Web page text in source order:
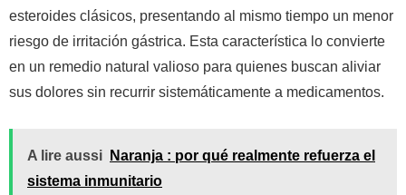
esteroides clásicos, presentando al mismo tiempo un menor
riesgo de irritación gástrica. Esta característica lo convierte
en un remedio natural valioso para quienes buscan aliviar
sus dolores sin recurrir sistemáticamente a medicamentos.
A lire aussi
Naranja : por qué realmente refuerza el
sistema inmunitario